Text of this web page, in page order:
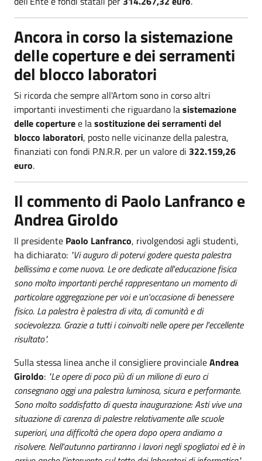
Ancora in corso la sistemazione
delle coperture e dei serramenti
del blocco laboratori
Si ricorda che sempre all'Artom sono in corso altri
importanti investimenti che riguardano lasistemazione
delle coperturee lasostituzione dei serramenti del
blocco laboratori, posto nelle vicinanze della palestra,
finanziati con fondi P.N.R.R. per un valore di 322.159,26
euro.
Il commento di Paolo Lanfranco e
Andrea Giroldo
Il presidente Paolo Lanfranco, rivolgendosi agli studenti,
ha dichiarato: "Vi auguro di potervi godere questa palestra
bellissima e come nuova. Le ore dedicate all'educazione fisica
sono molto importanti perché rappresentano un momento di
particolare aggregazione per voi e un'occasione di benessere
fisico. La palestra è palestra di vita, di comunità e di
socievolezza. Grazie a tutti i coinvolti nelle opere per l'eccellente
risultato".
Sulla stessa linea anche il consigliere provincialeAndrea
Giroldo: "Le opere di poco più di un milione di euro ci
consegnano oggi una palestra luminosa, sicura e performante.
Sono molto soddisfatto di questa inaugurazione: Asti vive una
situazione di carenza di palestre relativamente alle scuole
superiori, una difficoltà che opera dopo opera andiamo a
risolvere. Nell'autunno partiranno i lavori negli spogliatoi ed è in